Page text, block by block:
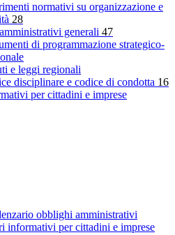
normativi su organizzazione e
28
generali 47
di programmazione strategico-
e leggi regionali
disciplinare e codice di condotta 16
per cittadini e imprese
obblighi amministrativi
informativi per cittadini e imprese